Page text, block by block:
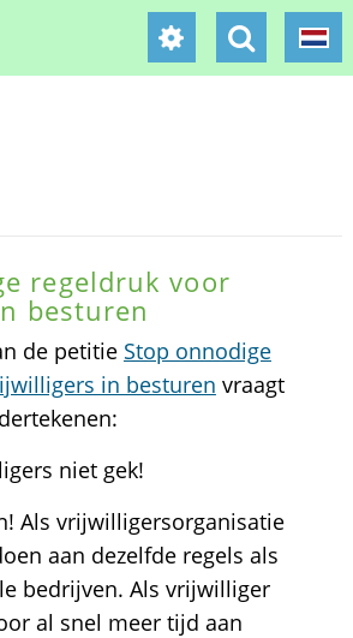
regeldruk voor
besturen
de petitie Stop onnodige
in besturen vraagt
niet gek!
Als vrijwilligersorganisatie
aan dezelfde regels als
bedrijven. Als vrijwilliger
al snel meer tijd aan